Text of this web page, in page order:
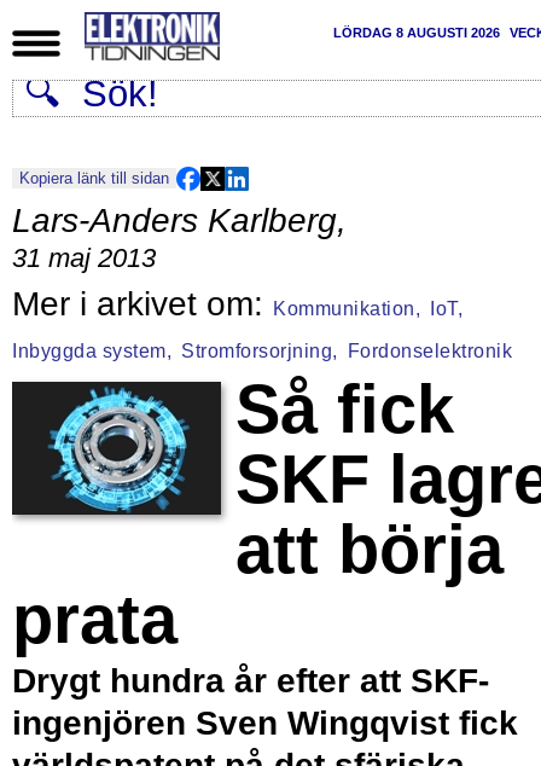
LÖRDAG 8 AUGUSTI 2026
Kopiera länk till sidan
Lars-Anders Karlberg,
31 maj 2013
Kommunikation, IoT,
Inbyggda system, Stromforsorjning, Fordonselektronik
Så fick
SKF
att börja
prata
Drygt hundra år efter att SKF-
ingenjören Sven Wingqvist fick